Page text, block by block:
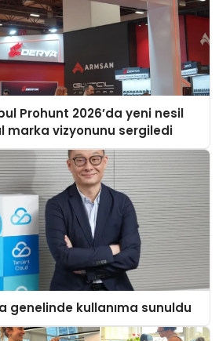
Prohunt 2026’da yeni nesil
marka vizyonunu sergiledi
genelinde kullanıma sunuldu